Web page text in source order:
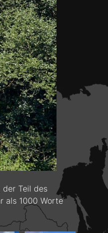
der Teil des
als 1000 Worte